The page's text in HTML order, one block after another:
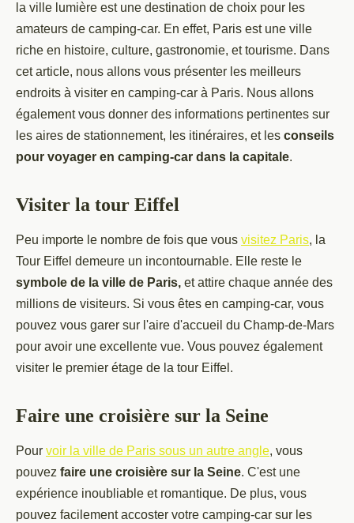
la ville lumière est une destination de choix pour les
amateurs de camping-car. En effet, Paris est une ville
riche en histoire, culture, gastronomie, et tourisme. Dans
cet article, nous allons vous présenter les meilleurs
endroits à visiter en camping-car à Paris. Nous allons
également vous donner des informations pertinentes sur
les aires de stationnement, les itinéraires, et les conseils
pour voyager en camping-car dans la capitale.
Visiter la tour Eiffel
Peu importe le nombre de fois que vous visitez Paris, la
Tour Eiffel demeure un incontournable. Elle reste le
symbole de la ville de Paris, et attire chaque année des
millions de visiteurs. Si vous êtes en camping-car, vous
pouvez vous garer sur l'aire d'accueil du Champ-de-Mars
pour avoir une excellente vue. Vous pouvez également
visiter le premier étage de la tour Eiffel.
Faire une croisière sur la Seine
Pour voir la ville de Paris sous un autre angle, vous
pouvez faire une croisière sur la Seine. C'est une
expérience inoubliable et romantique. De plus, vous
pouvez facilement accoster votre camping-car sur les